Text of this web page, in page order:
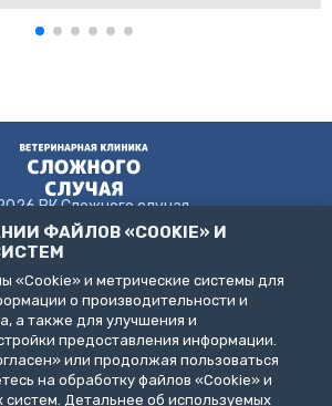
ВК Сложного случая
об услугах следующих клиник:
пр. Народного Ополчения, д. 19, к. 1. (ООО
соглашение
конфиденциальности
Публичная оферта
ФАЙЛОВ «COOKIE» И
«Cookie» и метрические системы для
о производительности и
а также для улучшения и
предоставления информации.
или продолжая пользоваться
на обработку файлов «Cookie» и
систем. Детальнее об используемых